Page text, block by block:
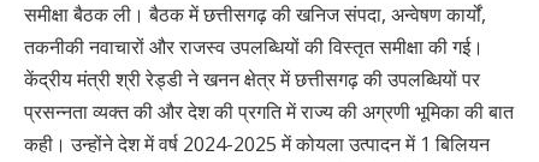
समीक्षा बैठक ली। बैठक में छत्तीसगढ़ की खनिज संपदा, अन्वेषण कार्यों,
तकनीकी नवाचारों और राजस्व उपलब्धियों की विस्तृत समीक्षा की गई।
केंद्रीय मंत्री श्री रेड्डी ने खनन क्षेत्र में छत्तीसगढ़ की उपलब्धियों पर
प्रसन्नता व्यक्त की और देश की प्रगति में राज्य की अग्रणी भूमिका की बात
कही। उन्होंने देश में वर्ष 2024-2025 में कोयला उत्पादन में 1 बिलियन